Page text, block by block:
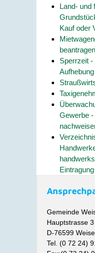
Land- und
Kauf oder
beantragen
Sperrzeit
Gewerbe
Gemeinde
Hauptstrasse 3
D-76599
Tel. (0 72 24)